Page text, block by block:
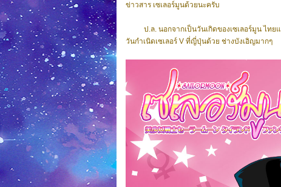
ข่าวสาร เซเลอร์มูนด้วยนะครับ
ป.ล. นอกจากเป็นวันเกิดของเซเลอร์มูน ไทย
วันกำเนิดเซเลอร์ V ที่ญี่ปุ่นด้วย ช่างบังเอิญมากๆ